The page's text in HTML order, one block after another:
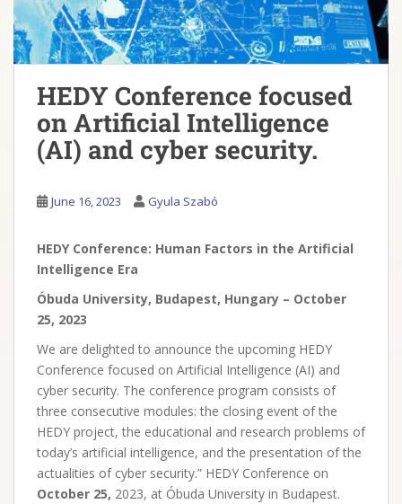
HEDY Conference focused
on Artificial Intelligence
(AI) and cyber security.
June 16, 2023 Gyula Szabó
HEDY Conference: Human Factors in the Artificial
Intelligence Era
Óbuda University, Budapest, Hungary – October
25, 2023
We are delighted to announce the upcoming HEDY
Conference focused on Artificial Intelligence (AI) and
cyber security. The conference program consists of
three consecutive modules: the closing event of the
HEDY project, the educational and research problems of
today’s artificial intelligence, and the presentation of the
actualities of cyber security.” HEDY Conference on
October 25, 2023, at Óbuda University in Budapest.